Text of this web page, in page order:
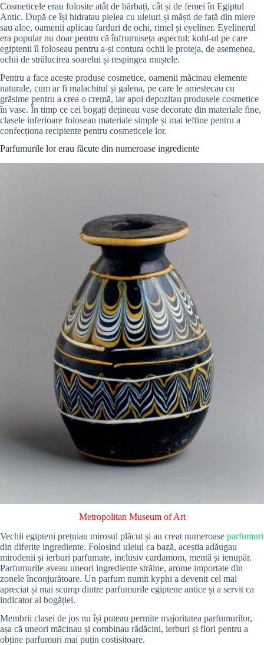
Cosmeticele erau folosite atât de bărbați, cât și de femei în Egiptul
Antic. După ce își hidratau pielea cu uleiuri și măști de față din miere
sau aloe, oamenii aplicau farduri de ochi, rimel și eyeliner. Eyelinerul
era popular nu doar pentru că înfrumuseța aspectul; kohl-ul pe care
egiptenii îl foloseau pentru a-și contura ochii le proteja, de asemenea,
ochii de strălucirea soarelui și respingea muștele.
Pentru a face aceste produse cosmetice, oamenii măcinau elemente
naturale, cum ar fi malachitul și galena, pe care le amestecau cu
grăsime pentru a crea o cremă, iar apoi depozitau produsele cosmetice
în vase. În timp ce cei bogați dețineau vase decorate din materiale fine,
clasele inferioare foloseau materiale simple și mai ieftine pentru a
confecționa recipiente pentru cosmeticele lor.
Parfumurile lor erau făcute din numeroase ingrediente
Metropolitan Museum of Art
Vechii egipteni prețuiau mirosul plăcut și au creat numeroase parfumuri
din diferite ingrediente. Folosind uleiul ca bază, aceștia adăugau
mirodenii și ierburi parfumate, inclusiv cardamom, mentă și ienupăr.
Parfumurile aveau uneori ingrediente străine, arome importate din
zonele înconjurătoare. Un parfum numit kyphi a devenit cel mai
apreciat și mai scump dintre parfumurile egiptene antice și a servit ca
indicator al bogăției.
Membrii clasei de jos nu își puteau permite majoritatea parfumurilor,
așa că uneori măcinau și combinau rădăcini, ierburi și flori pentru a
obține parfumuri mai puțin costisitoare.